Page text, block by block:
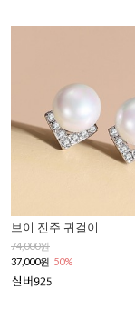
브이 진주 귀걸이
74,000원
37,000원 50%